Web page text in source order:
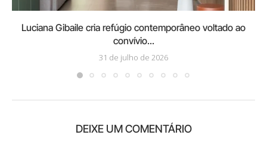
Luciana Gibaile cria refúgio contemporâneo voltado ao
convívio...
31 de julho de 2026
DEIXE UM COMENTÁRIO